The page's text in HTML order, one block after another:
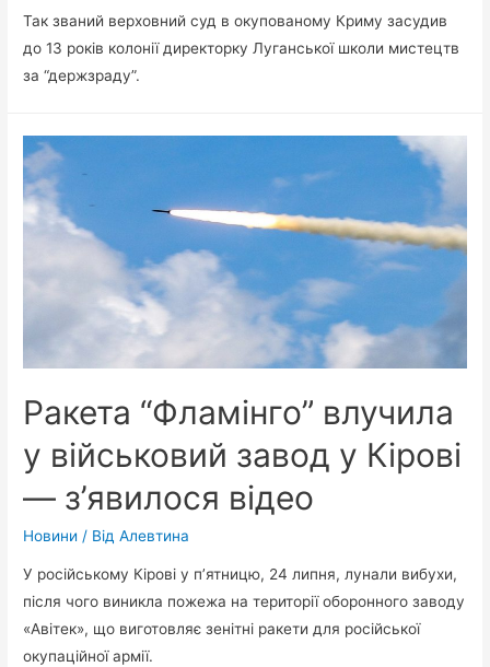
Так званий верховний суд в окупованому Криму засудив
до 13 років колонії директорку Луганської школи мистецтв
за “держзраду”.
Ракета “Фламінго” влучила
у військовий завод у Кірові
— з’явилося відео
Новини / ВідАлевтина
У російському Кірові у п’ятницю, 24 липня, лунали вибухи,
після чого виникла пожежа на території оборонного заводу
«Авітек», що виготовляє зенітні ракети для російської
окупаційної армії.